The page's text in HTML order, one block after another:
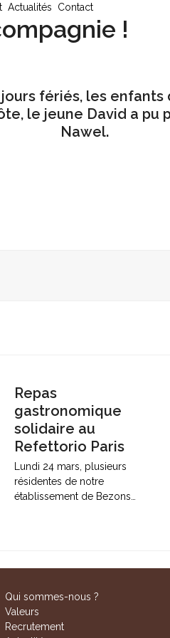
Actualités Contact
!
fériés, les
le jeune David a pu
Nawel.
Repas
gastronomique
solidaire au
Refettorio Paris
Lundi 24 mars, plusieurs
résidentes de notre
établissement de Bezons…
Qui sommes-nous ?
Valeurs
Recrutement